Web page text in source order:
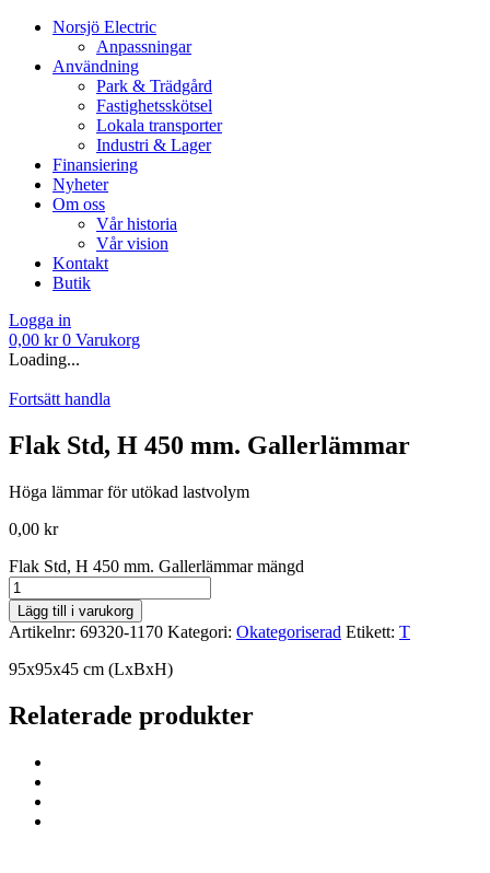
Norsjö Electric
Anpassningar
Användning
Park & Trädgård
Fastighetsskötsel
Lokala transporter
Industri & Lager
Finansiering
Nyheter
Om oss
Vår historia
Vår vision
Kontakt
Butik
Logga in
0,00 kr 0 Varukorg
Loading...
Fortsätt handla
Flak Std, H 450 mm. Gallerlämmar
Höga lämmar för utökad lastvolym
0,00 kr
Flak Std, H 450 mm. Gallerlämmar mängd
Lägg till i varukorg
Artikelnr: 69320-1170 Kategori: Okategoriserad Etikett: T
95x95x45 cm (LxBxH)
Relaterade produkter